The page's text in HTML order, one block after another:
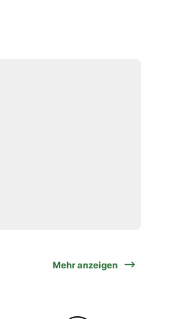
Mehr anzeigen